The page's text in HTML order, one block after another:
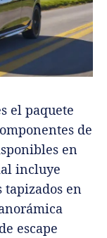
el paquete
de
en
incluye
en
escape